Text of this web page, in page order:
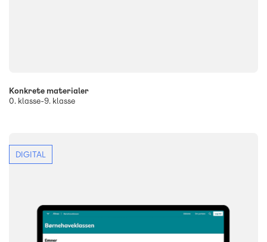
Konkrete materialer
0. klasse-9. klasse
DIGITAL